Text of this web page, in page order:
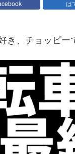
は
き、チョッピー